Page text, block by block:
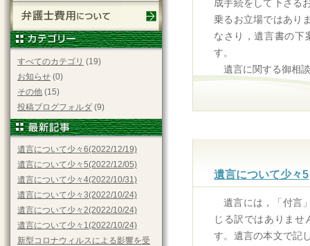
成手続をして下さる
乗るお立場ではあり
なさり，遺言書の下
す。
遺言に関する御相
遺言について少々5
遺言には，「付言
じる訳ではありま
す。遺言の本文で記
すべてのカテゴリ (19)
お知らせ (0)
その他 (15)
投稿ブログフォルダ (9)
遺言について少々6(2022/12/19)
遺言について少々5(2022/12/05)
遺言について少々4(2022/10/31)
遺言について少々3(2022/10/24)
遺言について少々2(2022/10/24)
遺言について少々1(2022/10/24)
新型コロナウィルスによる影響を受